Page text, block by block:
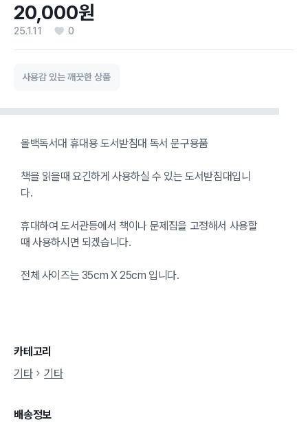
20,000원
25.1.11 0
사용감 있는 깨끗한 상품
올백독서대 휴대용 도서받침대 독서 문구용품
책을 읽을때 요긴하게 사용하실 수 있는 도서받침대입니
다.
휴대하여 도서관등에서 책이나 문제집을 고정해서 사용할
때 사용하시면 되겠습니다.
전체 사이즈는 35cm X 25cm 입니다.
카테고리
기타
기타
배송정보